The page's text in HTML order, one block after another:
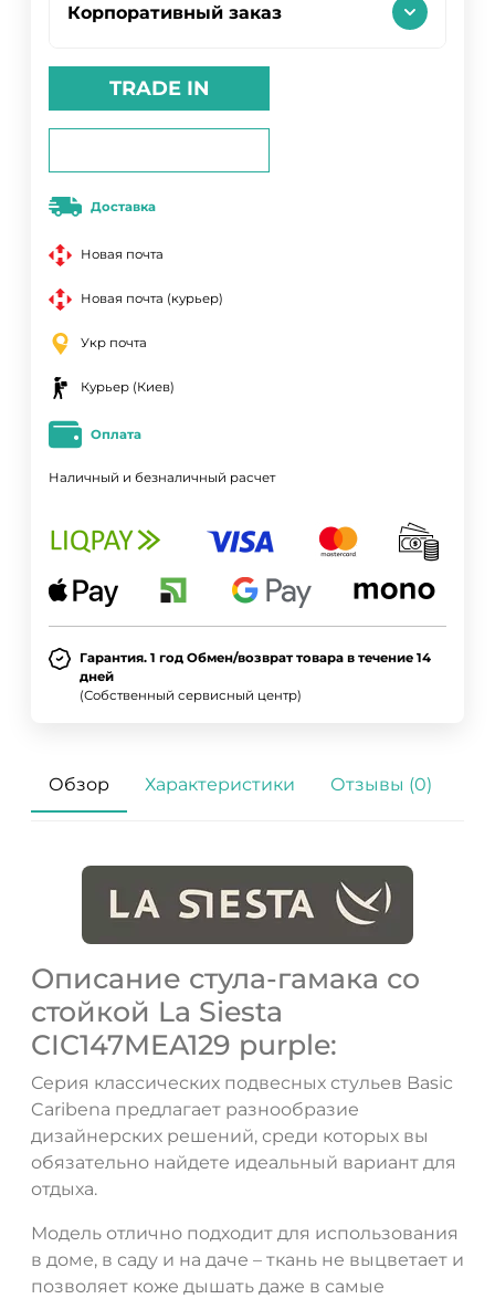
Корпоративный заказ
TRADE IN
Доставка
Новая почта
Новая почта (курьер)
Укр почта
Курьер (Киев)
Оплата
Наличный и безналичный расчет
Гарантия. 1 год Обмен/возврат товара в течение 14
дней
(Собственный сервисный центр)
Обзор Характеристики Отзывы (0)
Описание стула-гамака со
стойкой La Siesta
CIC147MEA129 purple:
Серия классических подвесных стульев Basic
Caribena предлагает разнообразие
дизайнерских решений, среди которых вы
обязательно найдете идеальный вариант для
отдыха.
Модель отлично подходит для использования
в доме, в саду и на даче – ткань не выцветает и
позволяет коже дышать даже в самые